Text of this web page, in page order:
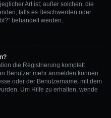
Art ist; außer solchen, die
falls es Beschwerden oder
behandelt werden.
die Registrierung komplett
Benutzer mehr anmelden können.
oder der Benutzername, mit dem
Um Hilfe zu erhalten, wende